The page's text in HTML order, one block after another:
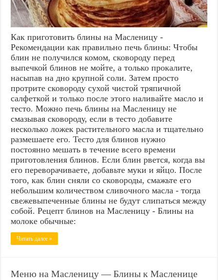
Как приготовить блины на Масленицу -
Рекомендации как правильно печь блины: Чтобы
блин не получился комом, сковороду перед
выпечкой блинов не мойте, а только прокалите,
насыпав на дно крупной соли. Затем просто
протрите сковороду сухой чистой тряпичной
салфеткой и только после этого наливайте масло и
тесто. Можно печь блины на Масленицу не
смазывая сковороду, если в тесто добавите
несколько ложек растительного масла и тщательно
размешаете его. Тесто для блинов нужно
постоянно мешать в течение всего времени
приготовления блинов. Если блин рвется, когда вы
его переворачиваете, добавьте муки и яйцо. После
того, как блин сняли со сковороды, смажьте его
небольшим количеством сливочного масла - тогда
свежевыпеченные блины не будут слипаться между
собой. Рецепт блинов на Масленицу - Блины на
молоке обычные:
Читать далее »
Меню на Масленицу — Блины к Масленице